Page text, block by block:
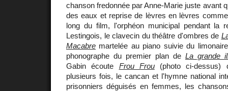
chanson fredonnée par Anne-Marie juste avant
des eaux et reprise de lèvres en lèvres
long du film, l'orphéon municipal pendant la
Lestingois, le clavecin du théâtre d'ombres de
Macabre martelée au piano suivie du
phonographe du premier plan de La grande
Gabin écoute Frou Frou(photo ci-dessus)
plusieurs fois, le cancan et l'hymne national
prisonniers déguisés en femmes, les